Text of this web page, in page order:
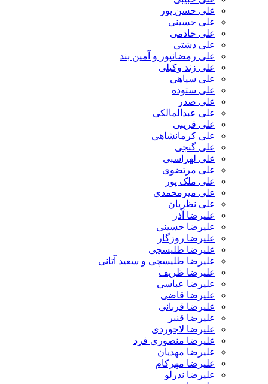
علی حسن پور
علی حسینی
علی خادمی
علی دشتی
علی رمضانپور و آمین بند
علی زند وکیلی
علی سپاهی
علی ستوده
علی صدر
علی عبدالمالکی
علی قریبی
علی کرمانشاهی
علی گنجی
علی لهراسبی
علی مرتضوی
علی ملک پور
علی میرمحمدی
علی نظریان
علیرضا آذر
علیرضا حسینی
علیرضا روزگار
علیرضا طلیسچی
علیرضا طلیسچی و سعید آتانی
علیرضا ظریف
علیرضا عباسی
علیرضا قاضی
علیرضا قربانی
علیرضا قنبر
علیرضا لاجوردی
علیرضا منصوری فرد
علیرضا مهدیان
علیرضا مهرکام
علیرضا ندرلو